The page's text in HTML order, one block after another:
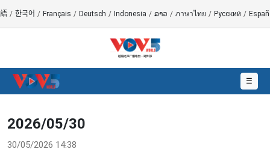
/ 한국어 / Français / Deutsch / Indonesia / ລາວ / ภาษาไทย / Русский /
☰
2026/05/30
30/05/2026 14:38